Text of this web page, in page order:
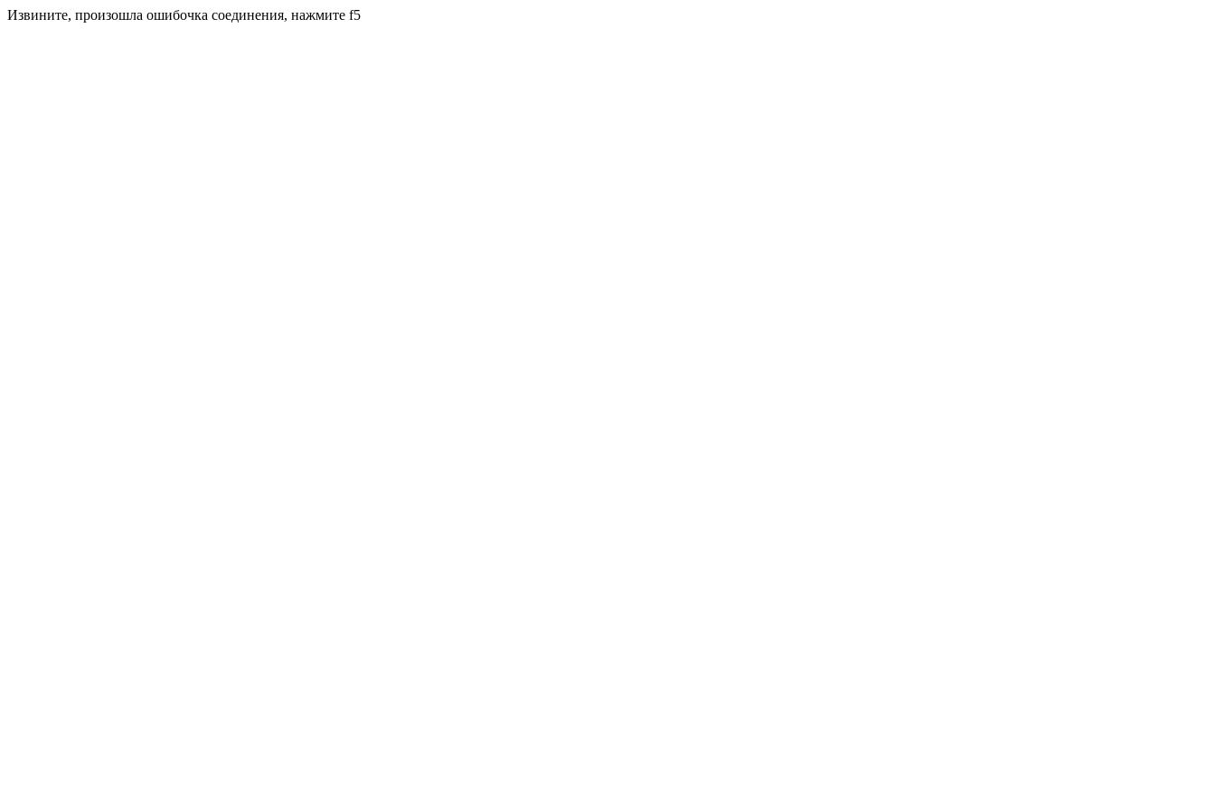
Извините, произошла ошибочка соединения, нажмите f5